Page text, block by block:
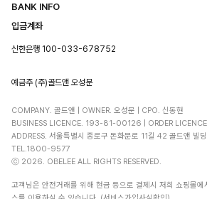
BANK INFO
입금계좌
신한은행 100-033-678752
예금주 (주)골드앤 오성문
COMPANY. 골드앤 | OWNER. 오성문 | CPO. 신동현
BUSINESS LICENCE. 193-81-00126 | ORDER
ADDRESS. 서울특별시 종로구 돈화문로 11길 42 골드앤 빌
TEL.1800-9577
ⓒ 2026. OBELEE ALL RIGHTS RESERVED.
고객님은 안전거래를 위해 현금 등으로 결제시 저희 쇼핑몰